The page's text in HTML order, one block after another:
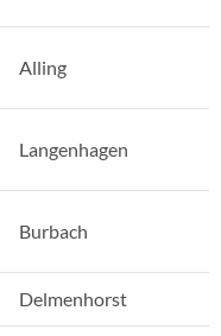
Alling
Langenhagen
Burbach
Delmenhorst